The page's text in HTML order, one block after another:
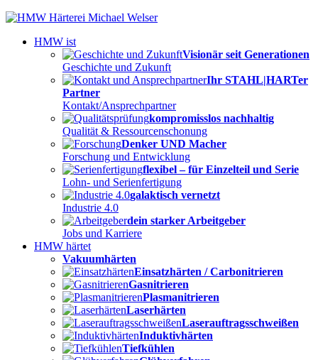
HMW ist
Visionär seit Generationen
Geschichte und Zukunft
Ihr STAHL|HARTer
Partner
Kontakt/Ansprechpartner
kompromisslos nachhaltig
Qualität & Ressourcenschonung
Denker UND Macher
Forschung und Entwicklung
flexibel – für Einzelteil und Serie
Lohn- und Serienfertigung
galaktisch vernetzt
Industrie 4.0
dein starker Arbeitgeber
Jobs und Karriere
HMW härtet
Vakuumhärten
Einsatzhärten / Carbonitrieren
Gasnitrieren
Plasmanitrieren
Laserhärten
Laserauftragsschweißen
Induktivhärten
Tiefkühlen